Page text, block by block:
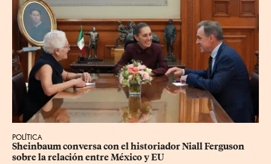
POLÍTICA
Sheinbaum conversa con el historiador Niall Ferguson
sobre la relación entre México y EU